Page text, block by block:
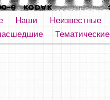
Наши Неизвестные
Тематические